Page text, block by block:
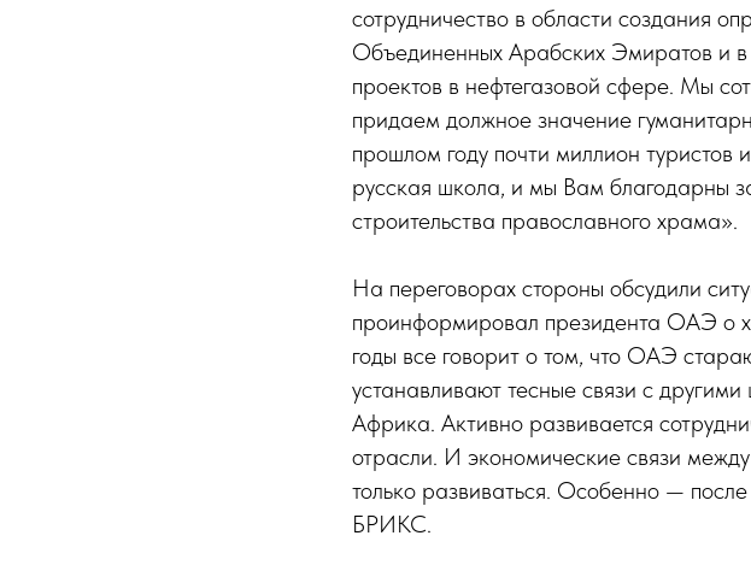
сотрудничество в области создания
Объединенных Арабских Эмиратов и
проектов в нефтегазовой сфере. Мы
придаем должное значение
прошлом году почти миллион
русская школа, и мы Вам благодарны
строительства православного храма».
На переговорах стороны обсудили
проинформировал президента ОАЭ о
годы все говорит о том, что ОАЭ
устанавливают тесные связи с
Африка. Активно развивается
отрасли. И экономические связи
только развиваться. Особенно —
БРИКС.